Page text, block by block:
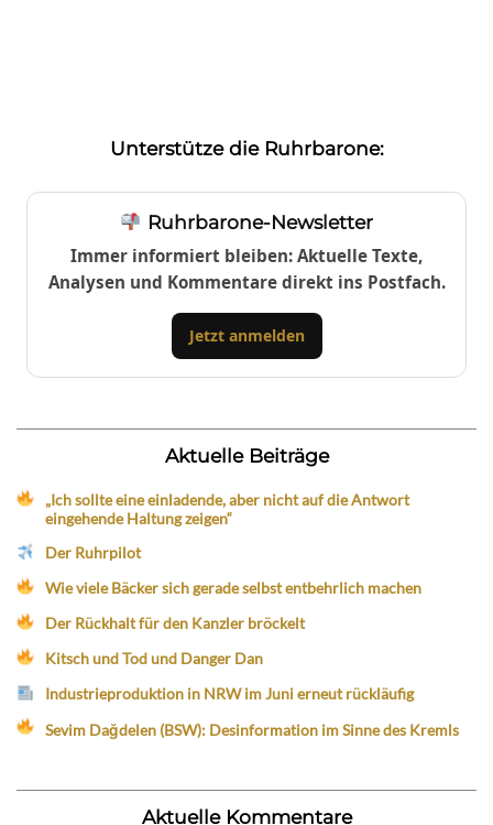
Unterstütze die Ruhrbarone:
Ruhrbarone-Newsletter
Immer informiert bleiben: Aktuelle Texte,
Analysen und Kommentare direkt ins Postfach.
Jetzt anmelden
Aktuelle Beiträge
„Ich sollte eine einladende, aber nicht auf die Antwort
eingehende Haltung zeigen“
Der Ruhrpilot
Wie viele Bäcker sich gerade selbst entbehrlich machen
Der Rückhalt für den Kanzler bröckelt
Kitsch und Tod und Danger Dan
Industrieproduktion in NRW im Juni erneut rückläufig
Sevim Dağdelen (BSW): Desinformation im Sinne des Kremls
Aktuelle Kommentare